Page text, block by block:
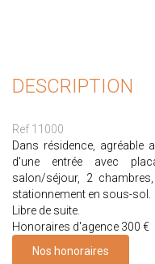
DESCRIPTION
Ref 11000
Dans résidence, agréable
d'une entrée avec
salon/séjour, 2
stationnement en sous-sol.
Libre de suite.
Honoraires d'agence 300 €
Nos honoraires